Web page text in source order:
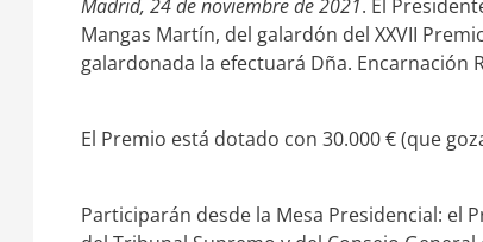
k
d
p
a
r
r
Madrid, 24 de noviembre de 2021. El
Mangas Martín, del galardón del XXVII
galardonada la efectuará Dña. Encarnación
El Premio está dotado con 30.000 € (que
Participarán desde la Mesa Presidencial: el